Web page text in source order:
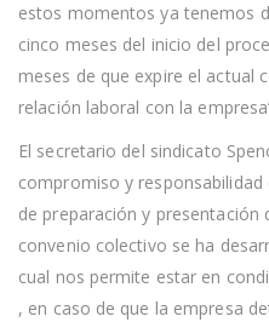
estos momentos ya tenemos
cinco meses del inicio del
meses de que expire el actual
relación laboral con la
El secretario del sindicato
compromiso y
de preparación y
convenio colectivo se ha
cual nos permite estar en
, en caso de que la empresa